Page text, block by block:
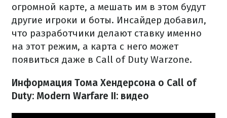
огромной карте, а мешать им в этом будут
другие игроки и боты. Инсайдер добавил,
что разработчики делают ставку именно
на этот режим, а карта с него может
появиться даже в Call of Duty Warzone.
Информация Тома Хендерсона о Call of
Duty: Modern Warfare II: видео